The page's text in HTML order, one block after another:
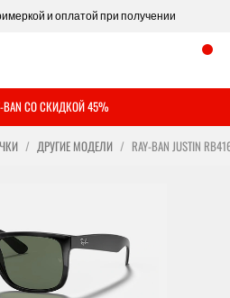
и оплатой при получении
BAN СО СКИДКОЙ 45%
ДРУГИЕ МОДЕЛИ RAY-BAN JUSTIN